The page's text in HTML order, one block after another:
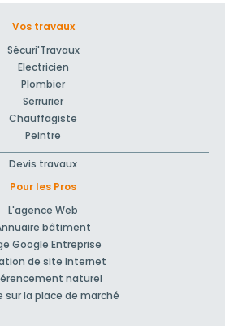
Vos travaux
Sécuri'Travaux
Electricien
Plombier
Serrurier
Chauffagiste
Peintre
Devis travaux
Pour les Pros
L'agence Web
bâtiment
Google Entreprise
de site Internet
naturel
sur la place de marché